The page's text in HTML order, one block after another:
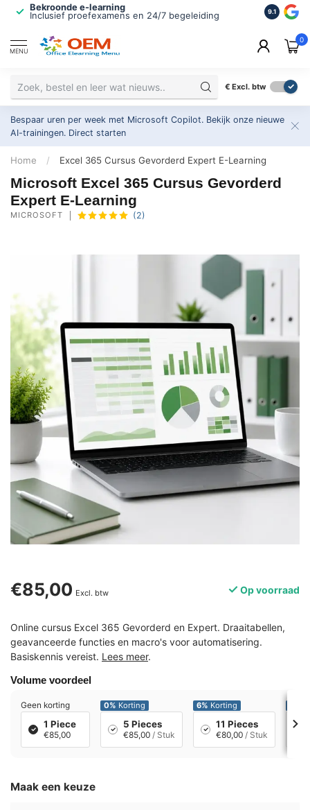
Bekroonde e-learning
Inclusief proefexamens en 24/7 begeleiding
ISO
2.500+
9.1
MENU
0
€ Excl. btw
Bespaar uren per week met Microsoft Copilot. Bekijk onze nieuwe
AI-trainingen. Direct starten
Home / Excel 365 Cursus Gevorderd Expert E-Learning
Microsoft Excel 365 Cursus Gevorderd
Expert E-Learning
MICROSOFT (2)
€85,00 Excl. btw Op voorraad
Online cursus Excel 365 Gevorderd en Expert. Draaitabellen,
geavanceerde functies en macro's voor automatisering.
Basiskennis vereist. Lees meer.
Volume voordeel
Geen korting
1 Piece
€85,00
0% Korting
5 Pieces
€85,00 / Stuk
6% Korting
11 Pieces
€80,00 / Stuk
Maak een keuze